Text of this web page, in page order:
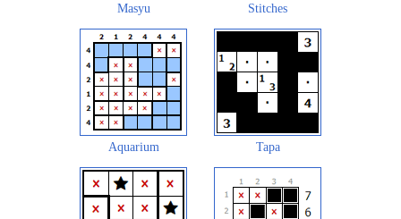
Masyu Stitches
Aquarium Tapa